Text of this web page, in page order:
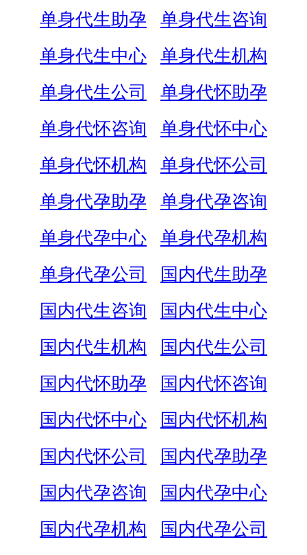
单身代生助孕
单身代生咨询
单身代生中心
单身代生机构
单身代生公司
单身代怀助孕
单身代怀咨询
单身代怀中心
单身代怀机构
单身代怀公司
单身代孕助孕
单身代孕咨询
单身代孕中心
单身代孕机构
单身代孕公司
国内代生助孕
国内代生咨询
国内代生中心
国内代生机构
国内代生公司
国内代怀助孕
国内代怀咨询
国内代怀中心
国内代怀机构
国内代怀公司
国内代孕助孕
国内代孕咨询
国内代孕中心
国内代孕机构
国内代孕公司